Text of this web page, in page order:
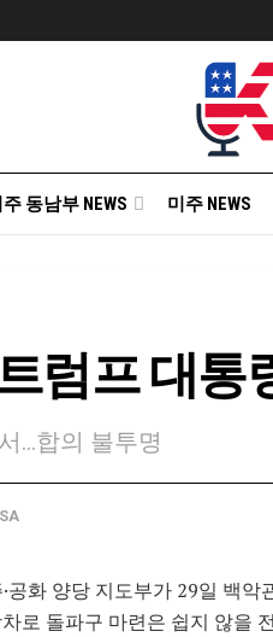
동남부 NEWS 미주 NEWS
럼프 대통
…합의 불투명
화 양당 지도부가 29일 백악
로 돌파구 마련은 쉽지 않을